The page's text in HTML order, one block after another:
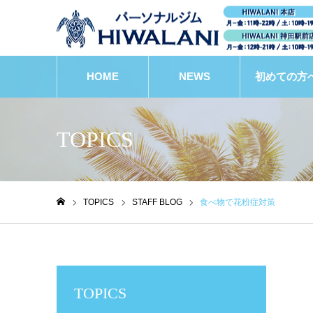
HOME NEWS 初めての方
TOPICS
TOPICS STAFF BLOG 食べ物で花粉症対策
TOPICS